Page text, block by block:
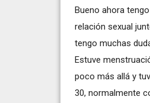
Bueno ahora
relación sexual
tengo muchas
Estuve
poco más allá y
30, normalmente